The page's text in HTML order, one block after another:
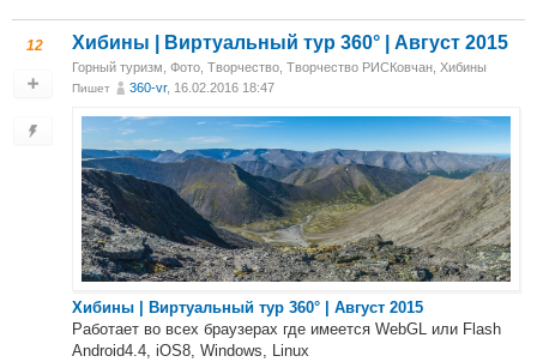
12 Хибины | Виртуальный тур 360° | Август 2015
Горный туризм Фото Творчество Творчество РИСКовчан Хибины
Пишет 360-vr, 16.02.2016 18:47
Хибины | Виртуальный тур 360° | Август 2015
Работает во всех браузерах где имеется WebGL или Flash
Android4.4, iOS8, Windows, Linux